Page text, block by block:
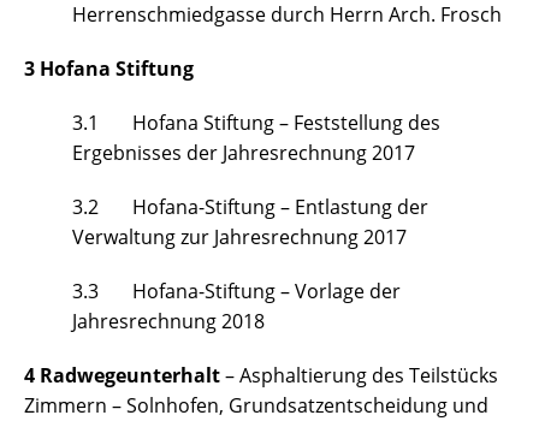
Herrenschmiedgasse durch Herrn Arch. Frosch
3 Hofana Stiftung
3.1 Hofana Stiftung – Feststellung des
Ergebnisses der Jahresrechnung 2017
3.2 Hofana-Stiftung – Entlastung der
Verwaltung zur Jahresrechnung 2017
3.3 Hofana-Stiftung – Vorlage der
Jahresrechnung 2018
4 Radwegeunterhalt– Asphaltierung des Teilstücks
Zimmern – Solnhofen, Grundsatzentscheidung und